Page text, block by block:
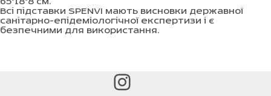
Всі підставки SPENVI мають висновки державної
санітарно-епідеміологічної експертизи і є
безпечними для використання.
Instagram